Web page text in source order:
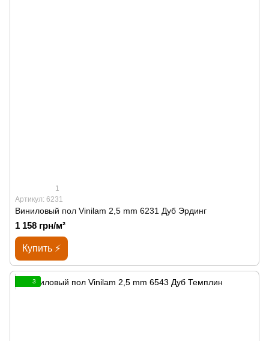
1
Артикул: 6231
Виниловый пол Vinilam 2,5 mm 6231 Дуб Эрдинг
1 158 грн/м²
Купить ⚡
3